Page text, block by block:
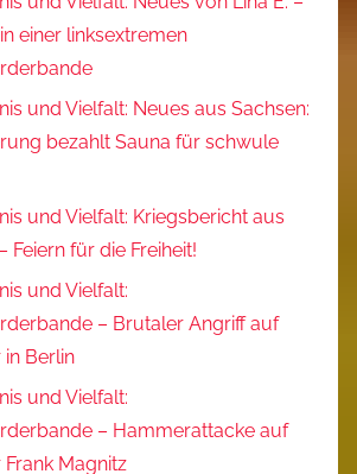
einer linksextremen
und Vielfalt: Neues aus Sachsen:
bezahlt Sauna für schwule
und Vielfalt: Kriegsbericht aus
Feiern für die Freiheit!
und Vielfalt:
– Brutaler Angriff auf
Berlin
und Vielfalt:
– Hammerattacke auf
Magnitz